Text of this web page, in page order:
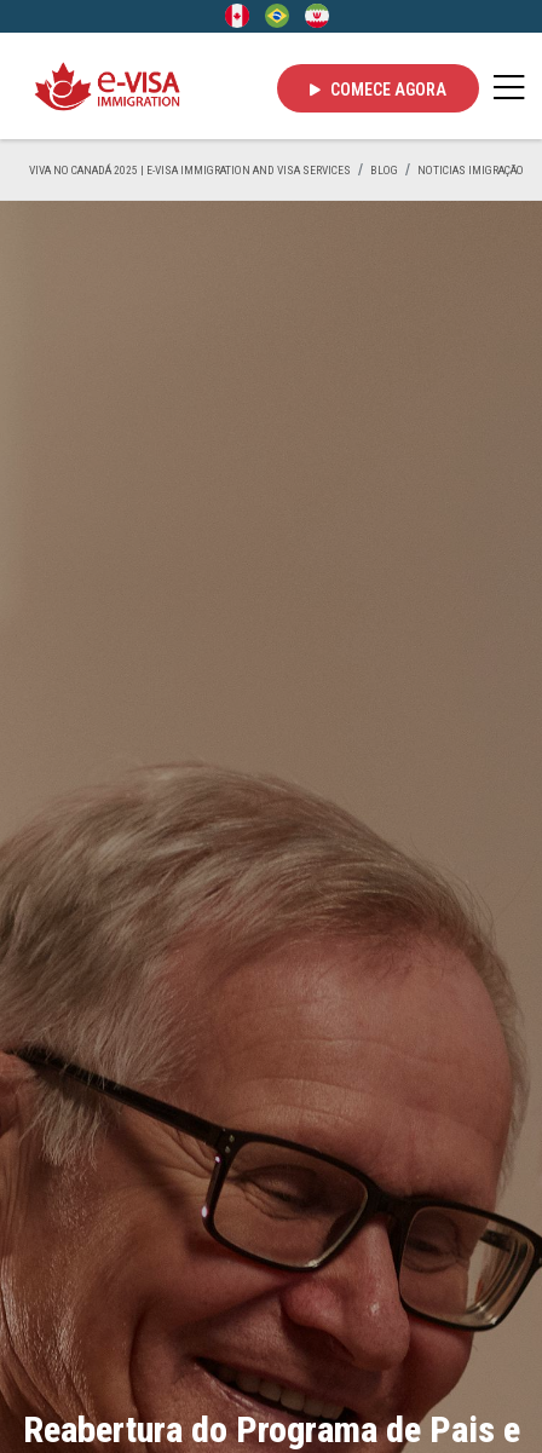
COMECE AGORA
VIVA NO CANADÁ 2025 | E-VISA IMMIGRATION AND VISA SERVICES BLOG NOTICIAS IMIGRAÇÃO
Reabertura do Programa de Pais e